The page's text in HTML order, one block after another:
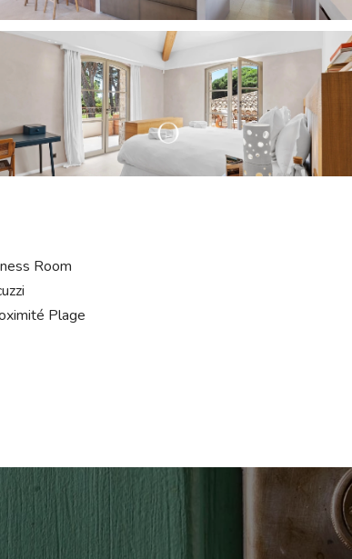
Room
Plage